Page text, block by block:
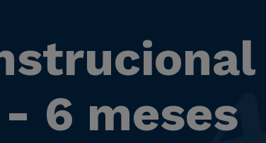
6 meses